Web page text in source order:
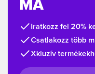
MA
Iratkozz fel 20%
Csatlakozz több
Xkluzív